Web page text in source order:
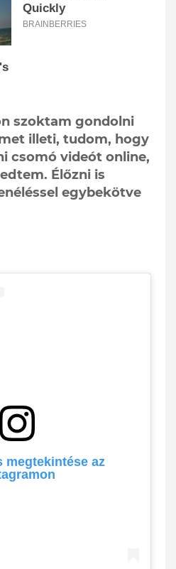
szoktam gondolni
illeti, tudom, hogy
csomó videót online,
Élőzni is
egybekötve
megtekintése az